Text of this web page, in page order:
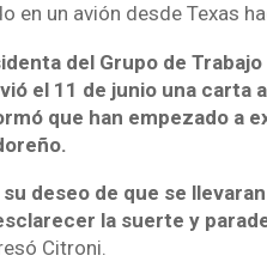
en un avión desde Texas
del Grupo de
el 11 de junio una carta
que han empezado a
deseo de que se
la suerte y
Citroni.